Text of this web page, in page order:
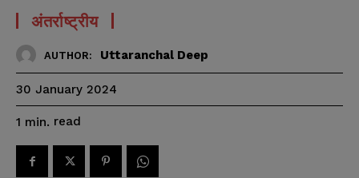
अंतर्राष्ट्रीय
AUTHOR: Uttaranchal Deep
30 January 2024
1 min. read